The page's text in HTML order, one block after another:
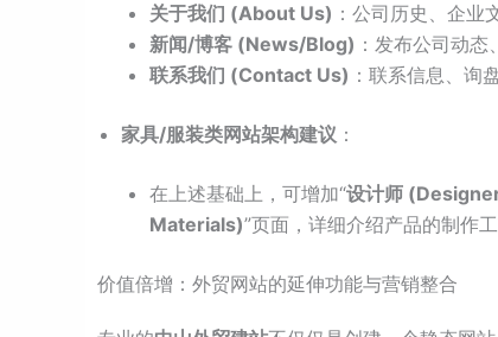
关于我们 (About Us) ：公司历史、企业
新闻/博客 (News/Blog) ：发布公司动态
联系我们 (Contact Us) ：联系信息、询
家具/服装类网站架构建议 ：
在上述基础上，可增加“设计师
Materials)”页面，详细介绍产品的制作
价值倍增：外贸网站的延伸功能与营销整合